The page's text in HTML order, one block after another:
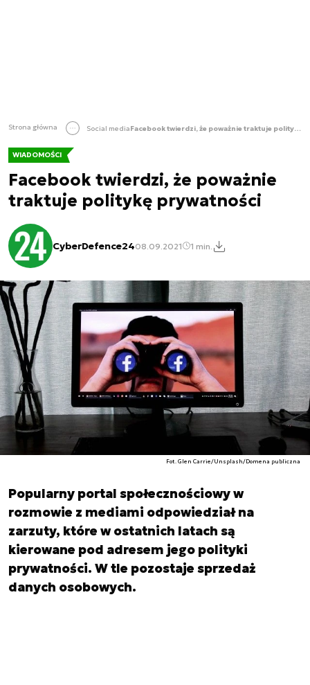
Strona główna Social media Facebook twierdzi, że poważnie traktuje politykę prywatności
WIADOMOŚCI
Facebook twierdzi, że poważnie
traktuje politykę prywatności
CyberDefence2408.09.2021 1 min.
Fot. Glen Carrie/Unsplash/Domena publiczna
Popularny portal społecznościowy w
rozmowie z mediami odpowiedział na
zarzuty, które w ostatnich latach są
kierowane pod adresem jego polityki
prywatności. W tle pozostaje sprzedaż
danych osobowych.